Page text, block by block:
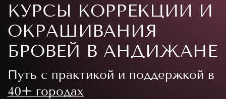
КУРСЫ КОРРЕКЦИИ И
ОКРАШИВАНИЯ
БРОВЕЙ В АНДИЖАНЕ
Путь с практикой и поддержкой в
40+ городах